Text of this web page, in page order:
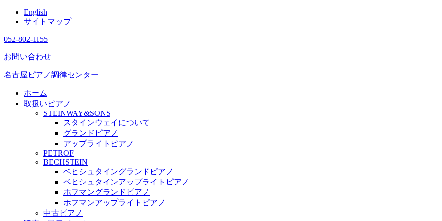
English
サイトマップ
052-802-1155
お問い合わせ
名古屋ピアノ調律センター
ホーム
取扱いピアノ
STEINWAY&SONS
スタインウェイについて
グランドピアノ
アップライトピアノ
PETROF
BECHSTEIN
ベヒシュタイングランドピアノ
ベヒシュタインアップライトピアノ
ホフマングランドピアノ
ホフマンアップライトピアノ
中古ピアノ